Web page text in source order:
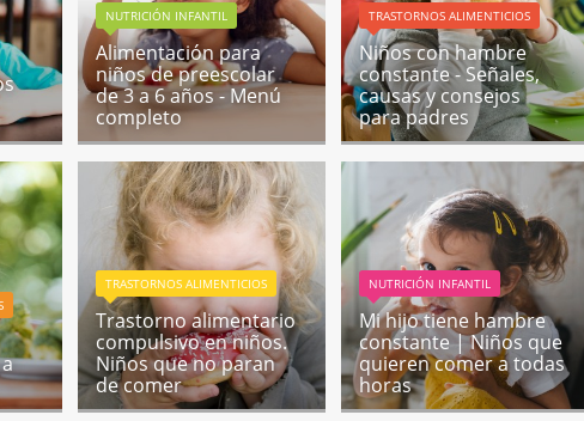
NUTRICIÓN INFANTIL
Alimentación para
niños de preescolar
de 3 a 6 años - Menú
completo
TRASTORNOS ALIMENTICIOS
Niños con hambre
constante - Señales,
causas y consejos
para padres
TRASTORNOS ALIMENTICIOS
Trastorno alimentario
compulsivo en niños.
Niños que no paran
de comer
NUTRICIÓN INFANTIL
Mi hijo tiene hambre
constante | Niños que
quieren comer a todas
horas